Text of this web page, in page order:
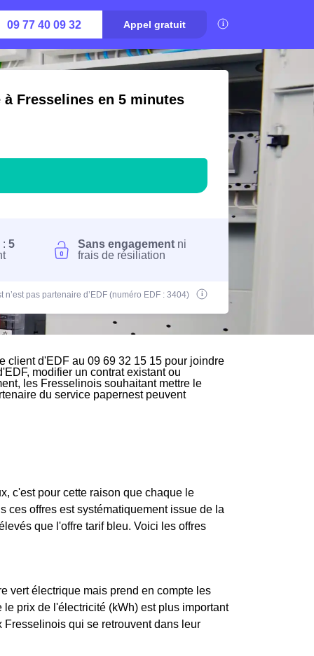
09 77 40 09 32 Appel gratuit
Fresselines en 5 minutes
:5
Sans engagement ni
frais de résiliation
n’est pas partenaire d’EDF (numéro EDF : 3404)
client d'EDF au 09 69 32 15 15 pour joindre
modifier un contrat existant ou
les Fresselinois souhaitant mettre le
du service papernest peuvent
c'est pour cette raison que chaque le
ces offres est systématiquement issue de la
que l'offre tarif bleu. Voici les offres
vert électrique mais prend en compte les
prix de l'électricité (kWh) est plus important
Fresselinois qui se retrouvent dans leur